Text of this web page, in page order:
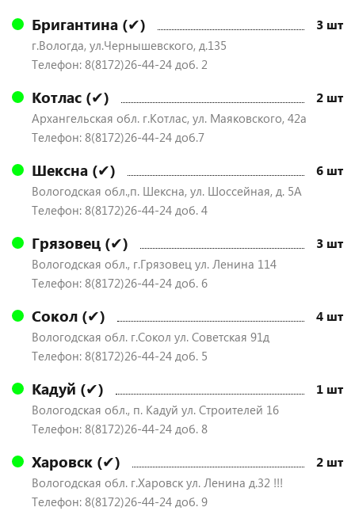
Бригантина (✔) 3 шт
г.Вологда, ул.Чернышевского, д.135
Телефон: 8(8172)26-44-24 доб. 2
Котлас (✔) 2 шт
Архангельская обл. г.Котлас, ул. Маяковского, 42а
Телефон: 8(8172)26-44-24 доб.7
Шексна (✔) 6 шт
Вологодская обл.,п. Шексна, ул. Шоссейная, д. 5А
Телефон: 8(8172)26-44-24 доб. 4
Грязовец (✔) 3 шт
Вологодская обл., г.Грязовец ул. Ленина 114
Телефон: 8(8172)26-44-24 доб. 6
Сокол (✔) 4 шт
Вологодская обл. г.Сокол ул. Советская 91д
Телефон: 8(8172)26-44-24 доб. 5
Кадуй (✔) 1 шт
Вологодская обл., п. Кадуй ул. Строителей 16
Телефон: 8(8172)26-44-24 доб. 8
Харовск (✔) 2 шт
Вологодская обл. г.Харовск ул. Ленина д.32 !!!
Телефон: 8(8172)26-44-24 доб. 9